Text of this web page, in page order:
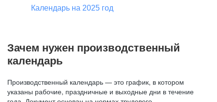
Календарь на 2025 год
Зачем нужен производственный
календарь
Производственный календарь — это график, в котором
указаны рабочие, праздничные и выходные дни в течение